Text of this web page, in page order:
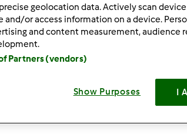
lo lavo, i residui alla fine puzzano di acido,
che ho letto io e sperimentato....se
una notte e poi con la stessa acqua
e nello stesso tempo sn
fatto!Ne sai sempre una più del
geolocation data. Actively scan
and/or access information on a device.
and content measurement, audience
Partners (vendors)
Show Purposes I